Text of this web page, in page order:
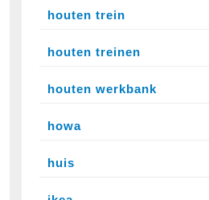
houten trein
houten treinen
houten werkbank
howa
huis